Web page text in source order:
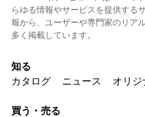
らゆる情報やサービスを提供する
報から、ユーザーや専門家のリア
多く掲載しています。
知る
カタログ
ニュース オリジ
買う・売る